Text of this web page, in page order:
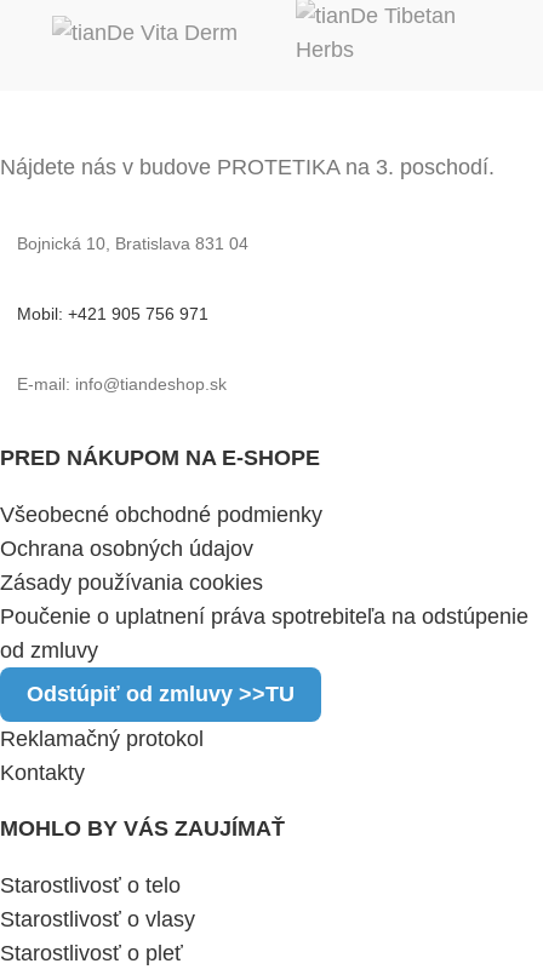
Nájdete nás v budove PROTETIKA na 3. poschodí.
Bojnická 10, Bratislava 831 04
Mobil: +421 905 756 971
E-mail: info@tiandeshop.sk
PRED NÁKUPOM NA E-SHOPE
Všeobecné obchodné podmienky
Ochrana osobných údajov
Zásady používania cookies
Poučenie o uplatnení práva spotrebiteľa na odstúpenie
od zmluvy
Odstúpiť od zmluvy >>TU
Reklamačný protokol
Kontakty
MOHLO BY VÁS ZAUJÍMAŤ
Starostlivosť o telo
Starostlivosť o vlasy
Starostlivosť o pleť